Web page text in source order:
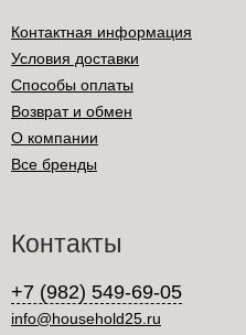
Контактная информация
Условия доставки
Способы оплаты
Возврат и обмен
О компании
Все бренды
Контакты
+7 (982) 549-69-05
info@household25.ru